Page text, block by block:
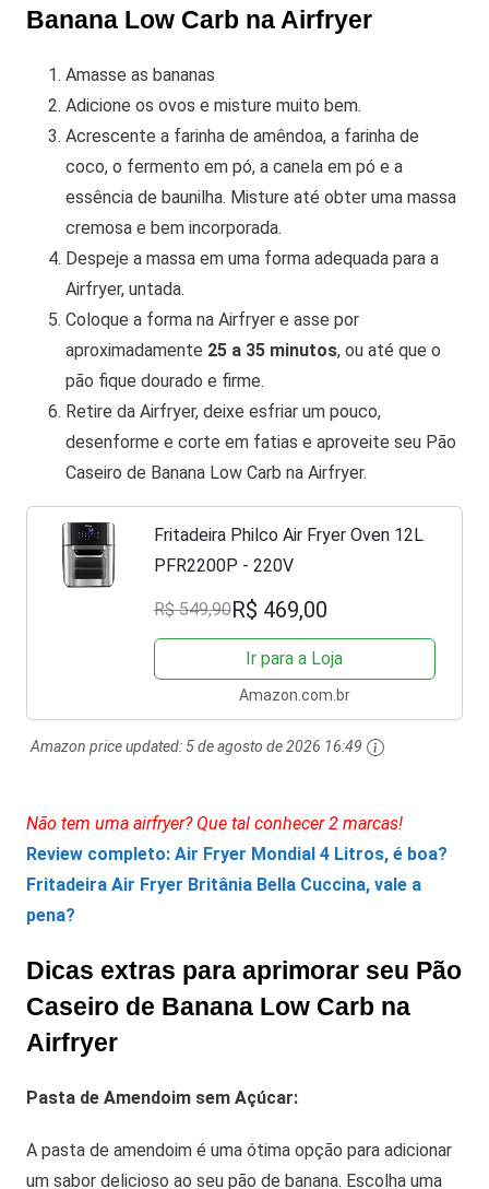
Banana Low Carb na Airfryer
Amasse as bananas
Adicione os ovos e misture muito bem.
Acrescente a farinha de amêndoa, a farinha de
coco, o fermento em pó, a canela em pó e a
essência de baunilha. Misture até obter uma massa
cremosa e bem incorporada.
Despeje a massa em uma forma adequada para a
Airfryer, untada.
Coloque a forma na Airfryer e asse por
aproximadamente 25 a 35 minutos, ou até que o
pão fique dourado e firme.
Retire da Airfryer, deixe esfriar um pouco,
desenforme e corte em fatias e aproveite seu Pão
Caseiro de Banana Low Carb na Airfryer.
Fritadeira Philco Air Fryer Oven 12L
PFR2200P - 220V
R$ 549,90R$ 469,00
Ir para a Loja
Amazon.com.br
Amazon price updated: 5 de agosto de 2026 16:49
Não tem uma airfryer? Que tal conhecer 2 marcas!
Review completo: Air Fryer Mondial 4 Litros, é boa?
Fritadeira Air Fryer Britânia Bella Cuccina, vale a
pena?
Dicas extras para aprimorar seu Pão
Caseiro de Banana Low Carb na
Airfryer
Pasta de Amendoim sem Açúcar:
A pasta de amendoim é uma ótima opção para adicionar
um sabor delicioso ao seu pão de banana. Escolha uma